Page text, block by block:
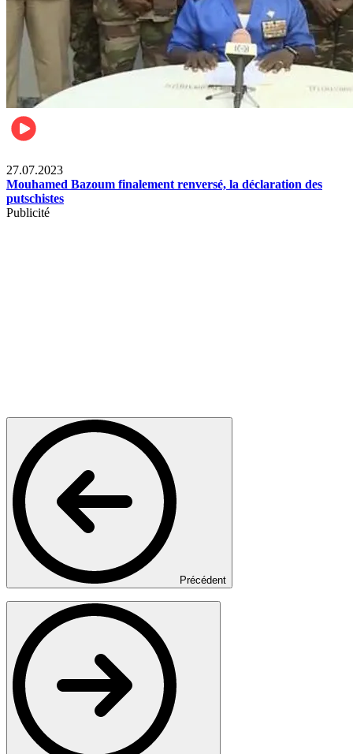
27.07.2023
Mouhamed Bazoum finalement renversé, la déclaration des
putschistes
Publicité
Précédent